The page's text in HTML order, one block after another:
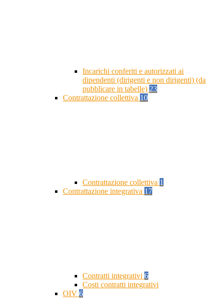
Incarichi conferiti e autorizzati ai
dipendenti (dirigenti e non dirigenti) (da
pubblicare in tabelle) 23
Contrattazione collettiva 10
Contrattazione collettiva 1
Contrattazione integrativa 17
Contratti integrativi 6
Costi contratti integrativi
OIV 6